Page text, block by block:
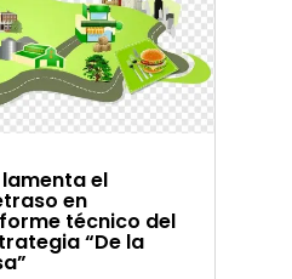
el
en
técnico del
“De la